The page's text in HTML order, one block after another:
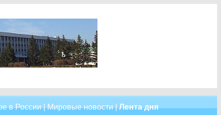
в России|Мировые новости|Лента дня